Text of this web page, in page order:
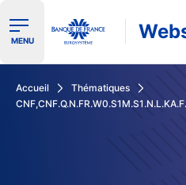
Ouvrir le menu de
MENU
Accueil
Thématiques